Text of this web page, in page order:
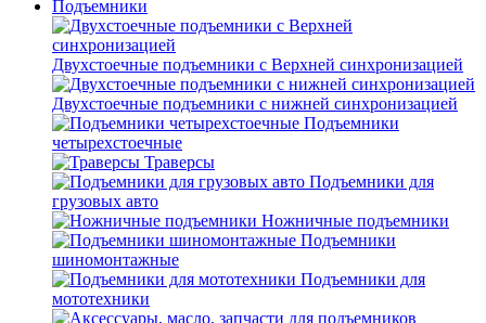
Подъемники
Двухстоечные подъемники с Верхней синхронизацией
Двухстоечные подъемники с нижней синхронизацией
Подъемники
четырехстоечные
Траверсы
Подъемники для
грузовых авто
Ножничные подъемники
Подъемники
шиномонтажные
Подъемники для
мототехники